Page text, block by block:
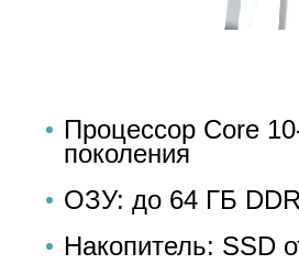
Процессор Core
поколения
ОЗУ: до 64 ГБ
Накопитель: SSD